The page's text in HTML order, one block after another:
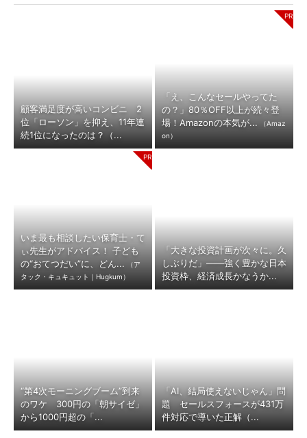
顧客満足度が高いコンビニ 2
位「ローソン」を抑え、11年連
続1位になったのは？（...
「え、こんなセールやってた
の？」80％OFF以上が続々登
場！Amazonの本気が...
（Amaz
on）
いま最も相談したい保育士・て
ぃ先生がアドバイス！ 子ども
の“おてつだい”に、どん...
（ア
タック・キュキュット｜Hugkum）
「大きな投資計画が次々に。久
しぶりだ」――強く豊かな日本
投資枠、経済成長かなうか...
“第4次モーニングブーム”到来
のワケ 300円の「朝サイゼ」
から1000円超の「...
「AI、結局使えないじゃん」問
題 セールスフォースが431万
件対応で導いた正解（...